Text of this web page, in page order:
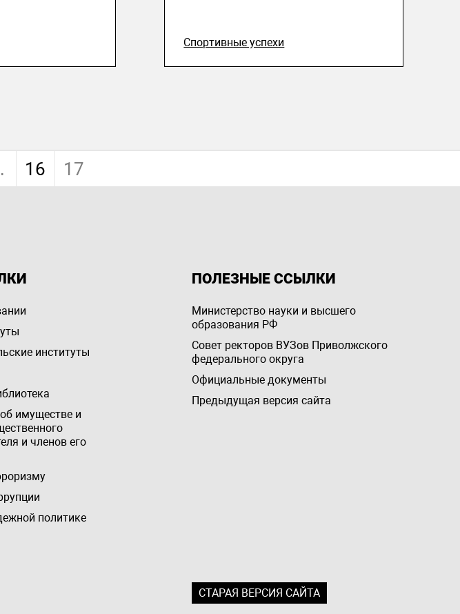
Спортивные успехи
16 17
институты
имуществе и
и членов его
политике
ПОЛЕЗНЫЕ ССЫЛКИ
Министерство науки и высшего
образования РФ
Совет ректоров ВУЗов Приволжского
федерального округа
Официальные документы
Предыдущая версия сайта
СТАРАЯ ВЕРСИЯ САЙТА